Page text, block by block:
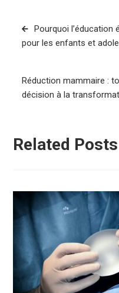
Navigation
de
Pourquoi l’éducation
pour les enfants et
Réduction mammaire :
décision à la
Related Posts